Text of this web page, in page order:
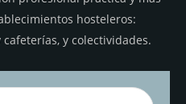
hosteleros:
y colectividades.